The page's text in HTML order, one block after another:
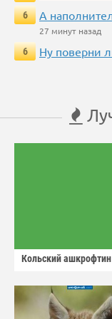
6
А
27 минут назад
6
Ну поверни
Кольский ашкрофтин